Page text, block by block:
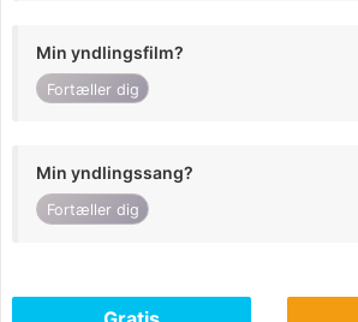
Min yndlingsfilm?
Fortæller dig
Min yndlingssang?
Fortæller dig